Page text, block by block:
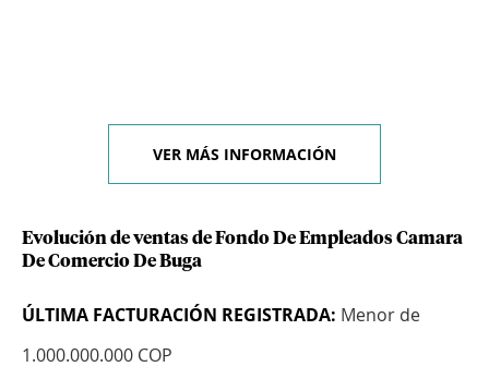
VER MÁS INFORMACIÓN
Evolución de ventas de Fondo De Empleados Camara
De Comercio De Buga
ÚLTIMA FACTURACIÓN REGISTRADA: Menor de
1.000.000.000 COP